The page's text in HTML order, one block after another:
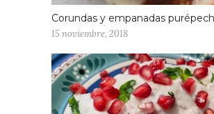
Corundas y empanadas
15 noviembre, 2018